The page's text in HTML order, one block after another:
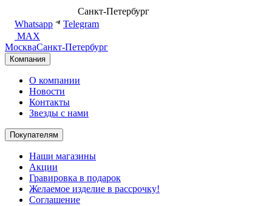
Санкт-Петербург
Whatsapp
Telegram
MAX
МоскваСанкт-Петербург
Компания
О компании
Новости
Контакты
Звезды с нами
Покупателям
Наши магазины
Акции
Гравировка в подарок
Желаемое изделие в рассрочку!
Соглашение